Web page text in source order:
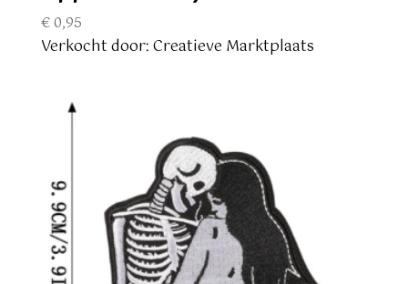
€0,95
Verkocht door: Creatieve Marktplaats